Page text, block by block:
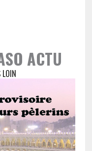
ACTU
LOIN